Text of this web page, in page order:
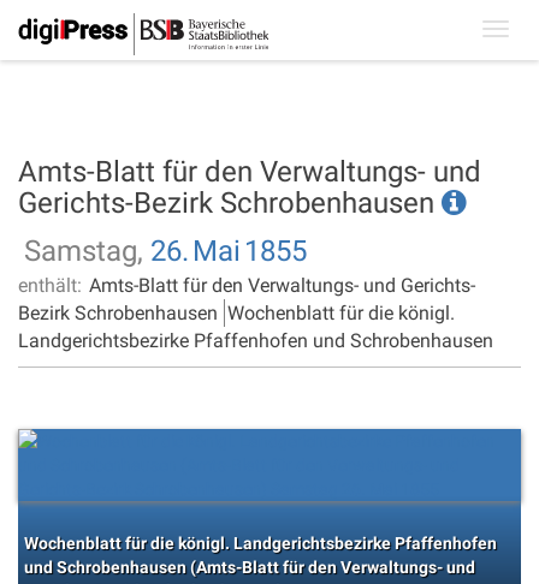
Amts-Blatt für den Verwaltungs- und
Gerichts-Bezirk Schrobenhausen
Samstag, 26. Mai 1855
enthält: Amts-Blatt für den Verwaltungs- und Gerichts-
Bezirk Schrobenhausen Wochenblatt für die königl.
Landgerichtsbezirke Pfaffenhofen und Schrobenhausen
Wochenblatt für die königl. Landgerichtsbezirke Pfaffenhofen
und Schrobenhausen (Amts-Blatt für den Verwaltungs- und